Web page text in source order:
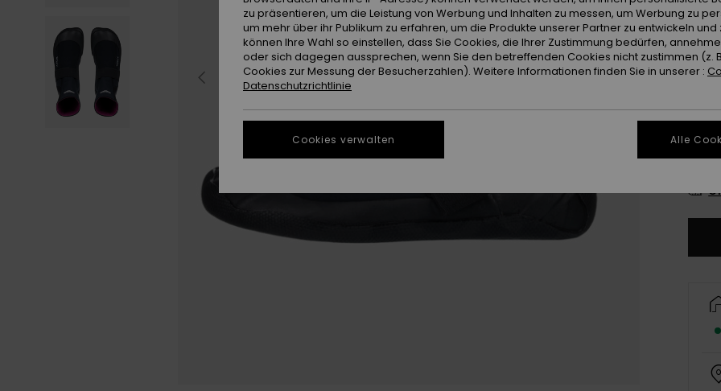
34
zu präsentieren, um die Leistung von Werbung und Inhalten zu messen, um Werbung zu
um mehr über ihr Publikum zu erfahren, um die Produkte unserer Partner zu entwickeln und
können Ihre Wahl so einstellen, dass Sie Cookies, die Ihrer Zustimmung bedürfen,
oder sich dagegen aussprechen, wenn Sie den betreffenden Cookies nicht zustimmen (z.
Cookies zur Messung der Besucherzahlen). Weitere Informationen finden Sie in unserer :
Datenschutzrichtlinie
Cookies verwalten Alle